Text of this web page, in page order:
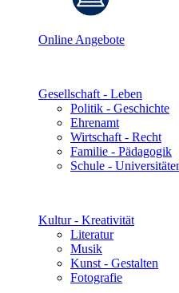
Online Angebote
Gesellschaft - Leben
Politik - Geschichte
Ehrenamt
Wirtschaft - Recht
Familie - Pädagogik
Schule -
Kultur - Kreativität
Literatur
Musik
Kunst - Gestalten
Fotografie